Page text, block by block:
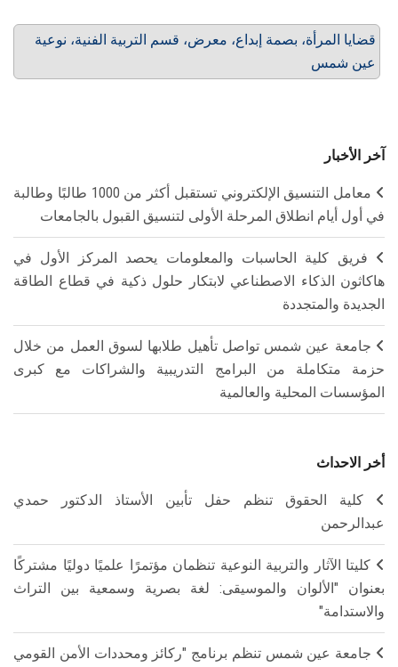
قضايا المرأة، بصمة إبداع، معرض، قسم التربية الفنية، نوعية
عين شمس
آخر الأخبار
معامل التنسيق الإلكتروني تستقبل أكثر من 1000 طالبًا وطالبة
في أول أيام انطلاق المرحلة الأولى لتنسيق القبول بالجامعات
فريق كلية الحاسبات والمعلومات يحصد المركز الأول في
هاكاثون الذكاء الاصطناعي لابتكار حلول ذكية في قطاع الطاقة
الجديدة والمتجددة
جامعة عين شمس تواصل تأهيل طلابها لسوق العمل من خلال
حزمة متكاملة من البرامج التدريبية والشراكات مع كبرى
المؤسسات المحلية والعالمية
أخر الاحداث
كلية الحقوق تنظم حفل تأبين الأستاذ الدكتور حمدي
عبدالرحمن
كليتا الآثار والتربية النوعية تنظمان مؤتمرًا علميًا دوليًا مشتركًا
بعنوان "الألوان والموسيقى: لغة بصرية وسمعية بين التراث
والاستدامة"
جامعة عين شمس تنظم برنامج "ركائز ومحددات الأمن القومي